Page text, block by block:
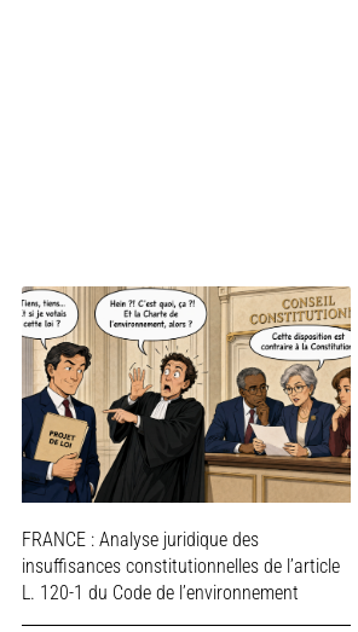
FRANCE : Analyse juridique des
insuffisances constitutionnelles de l’article
L. 120-1 du Code de l’environnement